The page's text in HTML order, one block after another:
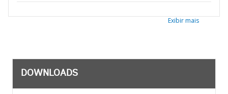
Exibir mais
DOWNLOADS